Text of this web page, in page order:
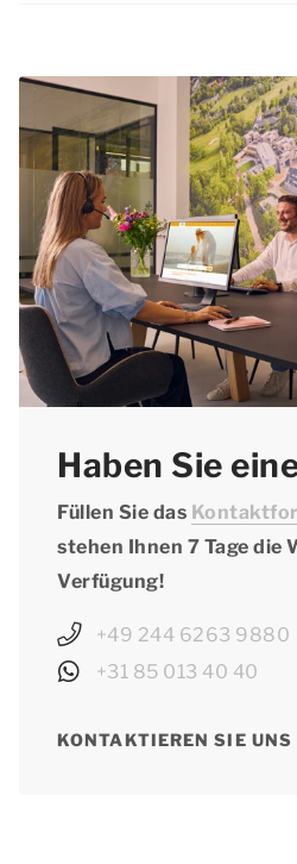
Berck-sur-Mer in letzter
dies ein beliebtes
Stadt zu entfliehen,
länger mit der
Haben Sie
Füllen Sie das
stehen Ihnen 7 Tage die
Verfügung!
+49 244 6263 9880
+31 85 013 40 40
KONTAKTIEREN SIE UNS